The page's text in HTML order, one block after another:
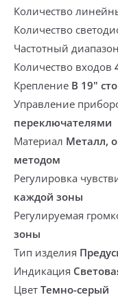
Количество
Количество
Частотный
Количество входов
Крепление В 19"
Управление
переключателями
Материал Металл,
методом
Регулировка
каждой зоны
Регулируемая
зоны
Тип изделия
Индикация
Цвет Темно-серый